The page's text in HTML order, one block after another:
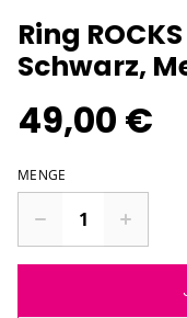
Ring
Schwarz,
49,00 €
MENGE